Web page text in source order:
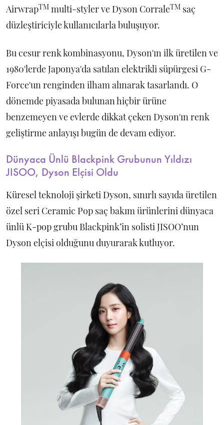
AirwrapTM multi-styler ve Dyson CorraleTM saç
düzleştiriciyle kullanıcılarla buluşuyor.
Bu cesur renk kombinasyonu, Dyson'ın ilk üretilen ve
1980'lerde Japonya'da satılan elektrikli süpürgesi G-
Force'un renginden ilham alınarak tasarlandı. O
dönemde piyasada bulunan hiçbir ürüne
benzemeyen ve evlerde dikkat çeken Dyson'ın renk
geliştirme anlayışı bugün de devam ediyor.
Dünyaca Ünlü Blackpink Grubunun Yıldızı
JISOO, Dyson Elçisi Oldu
Küresel teknoloji şirketi Dyson, sınırlı sayıda üretilen
özel seri Ceramic Pop saç bakım ürünlerini dünyaca
ünlü K-pop grubu Blackpink’in solisti JISOO’nun
Dyson elçisi olduğunu duyurarak kutluyor.